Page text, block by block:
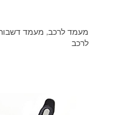
מעמד לרכב, מעמד
לרכב